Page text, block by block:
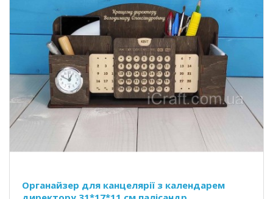
Органайзер для канцелярії з календарем